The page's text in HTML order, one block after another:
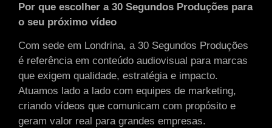
Por que escolher a 30 Segundos Produções para
o seu próximo vídeo
Com sede em Londrina, a 30 Segundos Produções
é referência em conteúdo audiovisual para marcas
que exigem qualidade, estratégia e impacto.
Atuamos lado a lado com equipes de marketing,
criando vídeos que comunicam com propósito e
geram valor real para grandes empresas.